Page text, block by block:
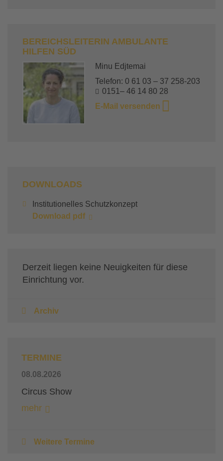
BEREICHSLEITERIN AMBULANTE
HILFEN SÜD
Minu Edjtemai
Telefon: 0 61 03 – 37 258-203
0151– 46 14 80 28
E-Mail versenden
DOWNLOADS
Institutionelles Schutzkonzept
Download pdf
Derzeit liegen keine Neuigkeiten für diese
Einrichtung vor.
Archiv
TERMINE
08.08.2026
Circus Show
mehr
Weitere Termine